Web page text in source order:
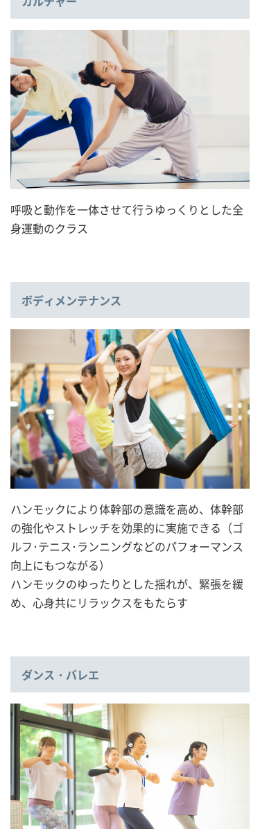
呼吸と動作を一体させて行うゆっくりとした全
身運動のクラス
ボディメンテナンス
ハンモックにより体幹部の意識を高め、体幹部
の強化やストレッチを効果的に実施できる（ゴ
ルフ･テニス･ランニングなどのパフォーマンス
向上にもつながる）
ハンモックのゆったりとした揺れが、緊張を緩
め、心身共にリラックスをもたらす
ダンス・バレエ